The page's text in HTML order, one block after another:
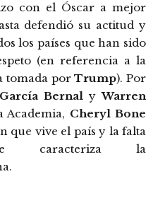
con el Óscar a mejor
defendió su actitud y
los países que han sido
(en referencia a la
tomada porTrump). Por
Bernal yWarren
Academia, Cheryl Bone
que vive el país y la falta
caracteriza la